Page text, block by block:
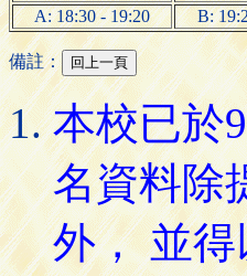
A: 18:30 - 19:20
B:
備註：
本校已於
名資料除
外， 並